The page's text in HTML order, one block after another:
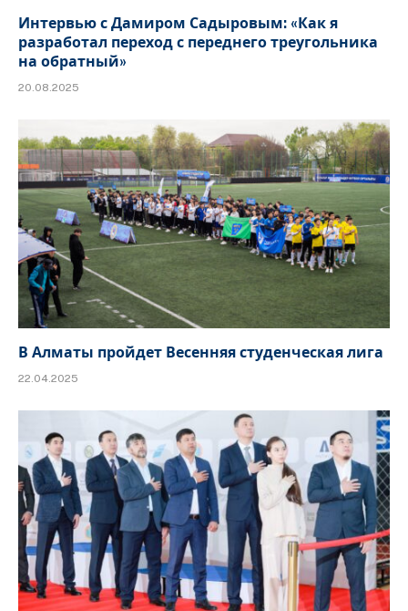
Интервью с Дамиром Садыровым: «Как я
разработал переход с переднего треугольника
на обратный»
20.08.2025
В Алматы пройдет Весенняя студенческая лига
22.04.2025